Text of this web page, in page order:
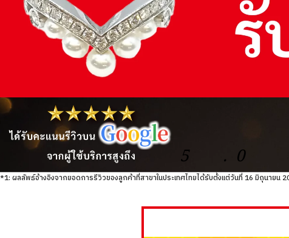
5 . 0
*1: ผลลัพธ์อ้างอิงจากยอดการรีวิวของลูกค้าที่สาขาในประเทศไทยได้รับตั้งแต่วันที่ 16 มิถุนายน